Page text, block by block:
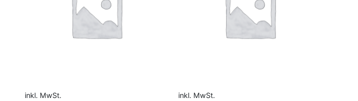
inkl. MwSt.
inkl. MwSt.